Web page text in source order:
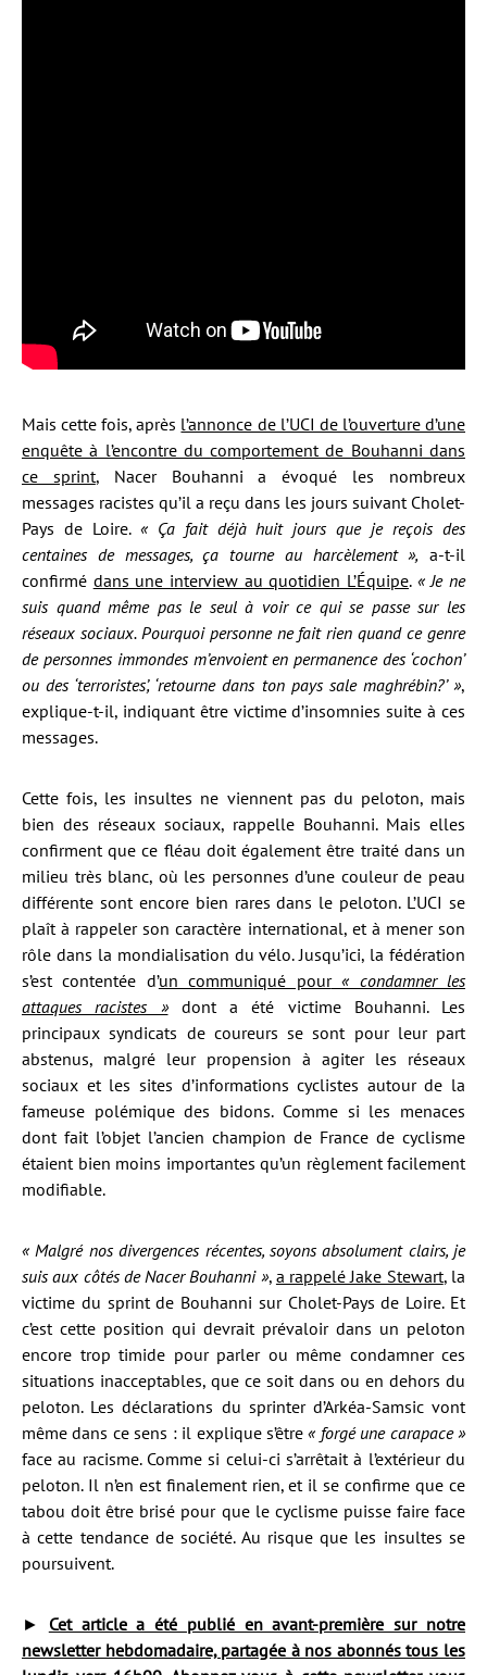
Mais cette fois, après l’annonce de l’UCI de l’ouverture d’une
enquête à l’encontre du comportement de Bouhanni dans
ce sprint, Nacer Bouhanni a évoqué les nombreux
messages racistes qu’il a reçu dans les jours suivant Cholet-
Pays de Loire. « Ça fait déjà huit jours que je reçois des
centaines de messages, ça tourne au harcèlement », a-t-il
confirmé dans une interview au quotidien L’Équipe. « Je ne
suis quand même pas le seul à voir ce qui se passe sur les
réseaux sociaux. Pourquoi personne ne fait rien quand ce genre
de personnes immondes m’envoient en permanence des ‘cochon’
ou des ‘terroristes’, ‘retourne dans ton pays sale maghrébin?’ »,
explique-t-il, indiquant être victime d’insomnies suite à ces
messages.
Cette fois, les insultes ne viennent pas du peloton, mais
bien des réseaux sociaux, rappelle Bouhanni. Mais elles
confirment que ce fléau doit également être traité dans un
milieu très blanc, où les personnes d’une couleur de peau
différente sont encore bien rares dans le peloton. L’UCI se
plaît à rappeler son caractère international, et à mener son
rôle dans la mondialisation du vélo. Jusqu’ici, la fédération
s’est contentée d’un communiqué pour« condamner les
attaques racistes »dont a été victime Bouhanni. Les
principaux syndicats de coureurs se sont pour leur part
abstenus, malgré leur propension à agiter les réseaux
sociaux et les sites d’informations cyclistes autour de la
fameuse polémique des bidons. Comme si les menaces
dont fait l’objet l’ancien champion de France de cyclisme
étaient bien moins importantes qu’un règlement facilement
modifiable.
« Malgré nos divergences récentes, soyons absolument clairs, je
suis aux côtés de Nacer Bouhanni », a rappelé Jake Stewart, la
victime du sprint de Bouhanni sur Cholet-Pays de Loire. Et
c’est cette position qui devrait prévaloir dans un peloton
encore trop timide pour parler ou même condamner ces
situations inacceptables, que ce soit dans ou en dehors du
peloton. Les déclarations du sprinter d’Arkéa-Samsic vont
même dans ce sens : il explique s’être« forgé une carapace »
face au racisme. Comme si celui-ci s’arrêtait à l’extérieur du
peloton. Il n’en est finalement rien, et il se confirme que ce
tabou doit être brisé pour que le cyclisme puisse faire face
à cette tendance de société. Au risque que les insultes se
poursuivent.
► Cet article a été publié en avant-première sur notre
newsletter hebdomadaire, partagée à nos abonnés tous les